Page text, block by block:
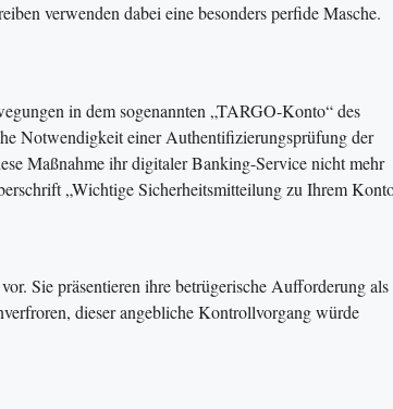
verwenden dabei eine besonders perfide Masche.
in dem sogenannten „TARGO-Konto“ des
Notwendigkeit einer Authentifizierungsprüfung der
Maßnahme ihr digitaler Banking-Service nicht mehr
„Wichtige Sicherheitsmitteilung zu Ihrem
Sie präsentieren ihre betrügerische Aufforderung als
dieser angebliche Kontrollvorgang würde